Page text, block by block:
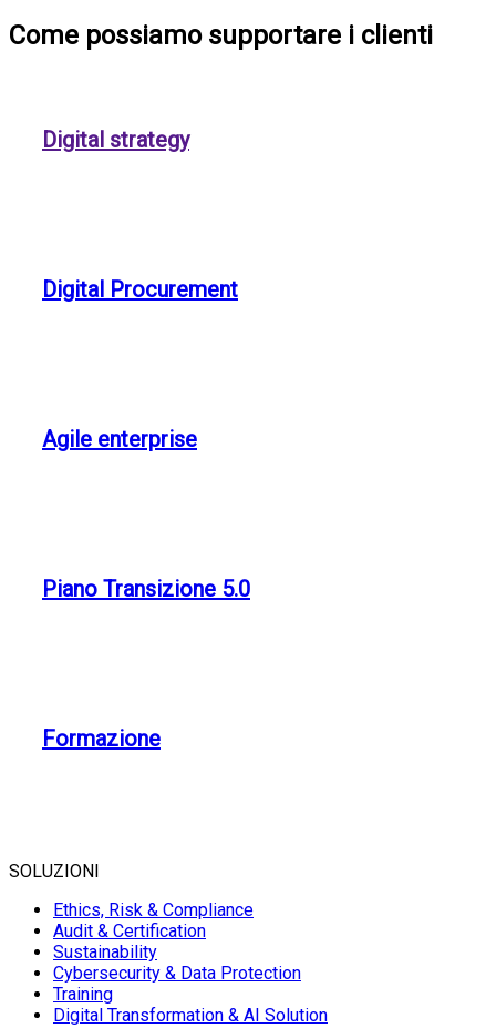
Come possiamo supportare i clienti
Digital strategy
Digital Procurement
Agile enterprise
Piano Transizione 5.0
Formazione
SOLUZIONI
Ethics, Risk & Compliance
Audit & Certification
Sustainability
Cybersecurity & Data Protection
Training
Digital Transformation & AI Solution